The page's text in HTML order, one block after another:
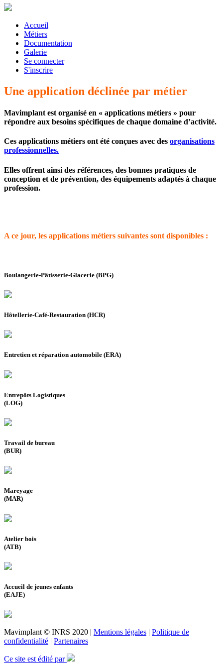
Accueil
Métiers
Documentation
Galerie
Se connecter
S'inscrire
Une application déclinée par métier
Mavimplant est organisé en « applications métiers » pour
répondre aux besoins spécifiques de chaque domaine d’activité.
Ces applications métiers ont été conçues avec des organisations
professionnelles.
Elles offrent ainsi des références, des bonnes pratiques de
conception et de prévention, des équipements adaptés à chaque
profession.
A ce jour, les applications métiers suivantes sont disponibles :
Boulangerie-Pâtisserie-Glacerie (BPG)
Hôtellerie-Café-Restauration (HCR)
Entretien et réparation automobile (ERA)
Entrepôts Logistiques
(LOG)
Travail de bureau
(BUR)
Mareyage
(MAR)
Atelier bois
(ATB)
Accueil de jeunes enfants
(EAJE)
Mavimplant © INRS 2020 | Mentions légales | Politique de
confidentialité | Partenaires
Ce site est édité par